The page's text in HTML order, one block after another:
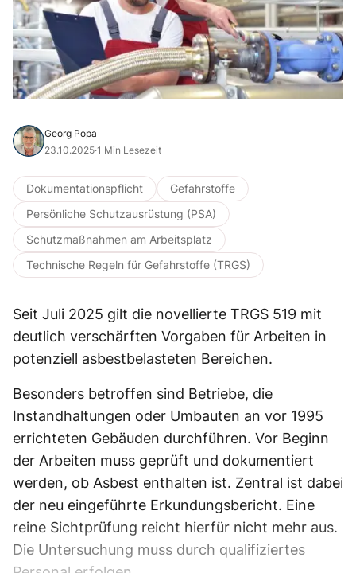
Georg Popa
23.10.2025·1 Min Lesezeit
Dokumentationspflicht
Gefahrstoffe
Persönliche Schutzausrüstung (PSA)
Schutzmaßnahmen am Arbeitsplatz
Technische Regeln für Gefahrstoffe (TRGS)
Seit Juli 2025 gilt die novellierte TRGS 519 mit
deutlich verschärften Vorgaben für Arbeiten in
potenziell asbestbelasteten Bereichen.
Besonders betroffen sind Betriebe, die
Instandhaltungen oder Umbauten an vor 1995
errichteten Gebäuden durchführen. Vor Beginn
der Arbeiten muss geprüft und dokumentiert
werden, ob Asbest enthalten ist. Zentral ist dabei
der neu eingeführte Erkundungsbericht. Eine
reine Sichtprüfung reicht hierfür nicht mehr aus.
Die Untersuchung muss durch qualifiziertes